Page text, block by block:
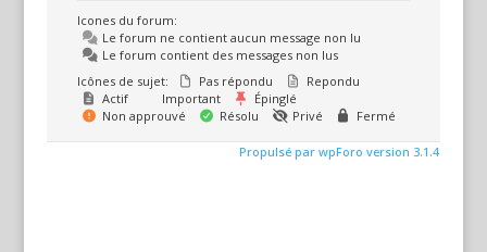
Icones du forum:
Le forum ne contient aucun message non lu
Le forum contient des messages non lus
Icônes de sujet:
Pas répondu
Repondu
Actif
Important
Épinglé
Non approuvé
Résolu Privé Fermé
Propulsé par wpForo version 3.1.4